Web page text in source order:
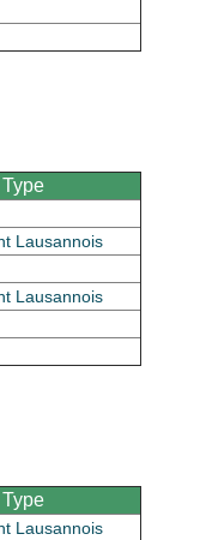
Type
Lausannois
Lausannois
Type
Lausannois